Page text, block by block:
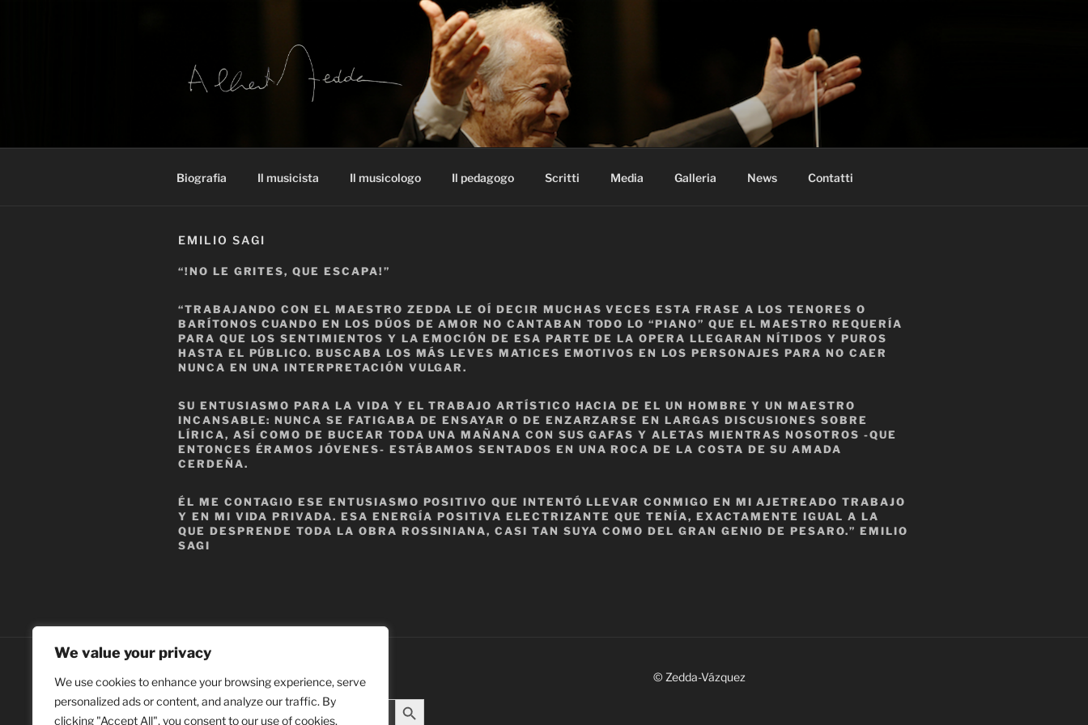
We value your privacy
We use cookies to enhance your browsing experience, serve
personalized ads or content, and analyze our traffic. By
clicking "Accept All", you consent to our use of cookies.
ARCHIVIO ALBERTO ZEDDA
Biografia Il musicista Il musicologo Il pedagogo Scritti Media Galleria News Contatti
EMILIO SAGI
“!NO LE GRITES, QUE ESCAPA!”
“TRABAJANDO CON EL MAESTRO ZEDDA LE OÍ DECIR MUCHAS VECES ESTA FRASE A LOS TENORES O
BARÍTONOS CUANDO EN LOS DÚOS DE AMOR NO CANTABAN TODO LO “PIANO” QUE EL MAESTRO REQUERÍA
PARA QUE LOS SENTIMIENTOS Y LA EMOCIÓN DE ESA PARTE DE LA OPERA LLEGARAN NÍTIDOS Y PUROS
HASTA EL PÚBLICO. BUSCABA LOS MÁS LEVES MATICES EMOTIVOS EN LOS PERSONAJES PARA NO CAER
NUNCA EN UNA INTERPRETACIÓN VULGAR.
SU ENTUSIASMO PARA LA VIDA Y EL TRABAJO ARTÍSTICO HACIA DE EL UN HOMBRE Y UN MAESTRO
INCANSABLE: NUNCA SE FATIGABA DE ENSAYAR O DE ENZARZARSE EN LARGAS DISCUSIONES SOBRE
LÍRICA, ASÍ COMO DE BUCEAR TODA UNA MAÑANA CON SUS GAFAS Y ALETAS MIENTRAS NOSOTROS -QUE
ENTONCES ÉRAMOS JÓVENES- ESTÁBAMOS SENTADOS EN UNA ROCA DE LA COSTA DE SU AMADA
CERDEÑA.
ÉL ME CONTAGIO ESE ENTUSIASMO POSITIVO QUE INTENTÓ LLEVAR CONMIGO EN MI AJETREADO TRABAJO
Y EN MI VIDA PRIVADA. ESA ENERGÍA POSITIVA ELECTRIZANTE QUE TENÍA, EXACTAMENTE IGUAL A LA
QUE DESPRENDE TODA LA OBRA ROSSINIANA, CASI TAN SUYA COMO DEL GRAN GENIO DE PESARO.” EMILIO
SAGI
Search
for:
Search Button
© Zedda-Vázquez